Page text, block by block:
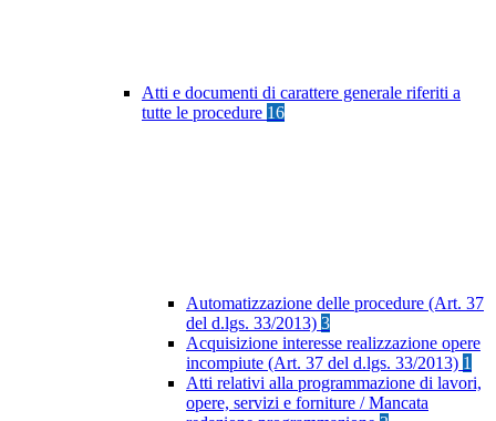
Atti e documenti di carattere generale riferiti a
tutte le procedure 16
Automatizzazione delle procedure (Art. 37
del d.lgs. 33/2013) 3
Acquisizione interesse realizzazione opere
incompiute (Art. 37 del d.lgs. 33/2013) 1
Atti relativi alla programmazione di lavori,
opere, servizi e forniture / Mancata